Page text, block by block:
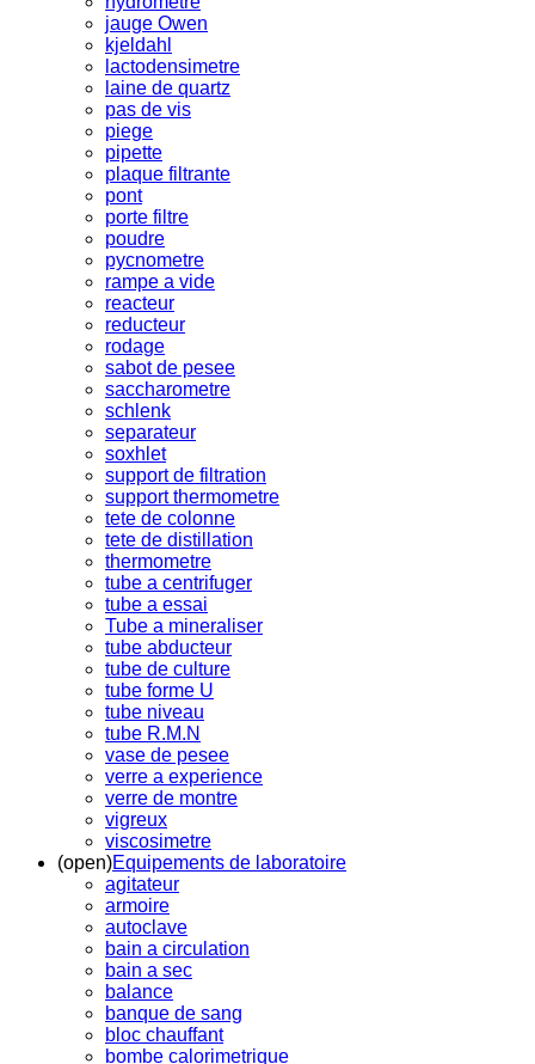
jauge Owen
kjeldahl
lactodensimetre
laine de quartz
pas de vis
piege
pipette
plaque filtrante
pont
porte filtre
poudre
pycnometre
rampe a vide
reacteur
reducteur
rodage
sabot de pesee
saccharometre
schlenk
separateur
soxhlet
support de filtration
support thermometre
tete de colonne
tete de distillation
thermometre
tube a centrifuger
tube a essai
Tube a mineraliser
tube abducteur
tube de culture
tube forme U
tube niveau
tube R.M.N
vase de pesee
verre a experience
verre de montre
vigreux
viscosimetre
(open)Equipements de laboratoire
agitateur
armoire
autoclave
bain a circulation
bain a sec
balance
banque de sang
bloc chauffant
bombe calorimetrique